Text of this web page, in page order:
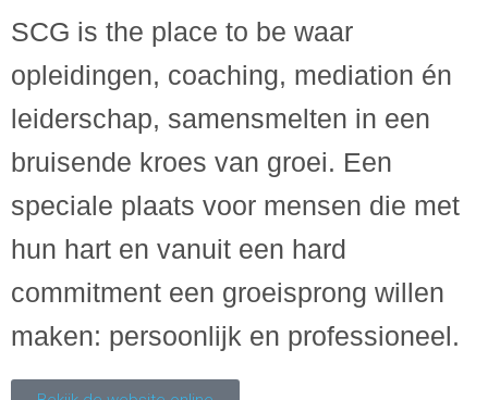
SCG is the place to be waar
opleidingen, coaching, mediation én
leiderschap, samensmelten in een
bruisende kroes van groei. Een
speciale plaats voor mensen die met
hun hart en vanuit een hard
commitment een groeisprong willen
maken: persoonlijk en professioneel.